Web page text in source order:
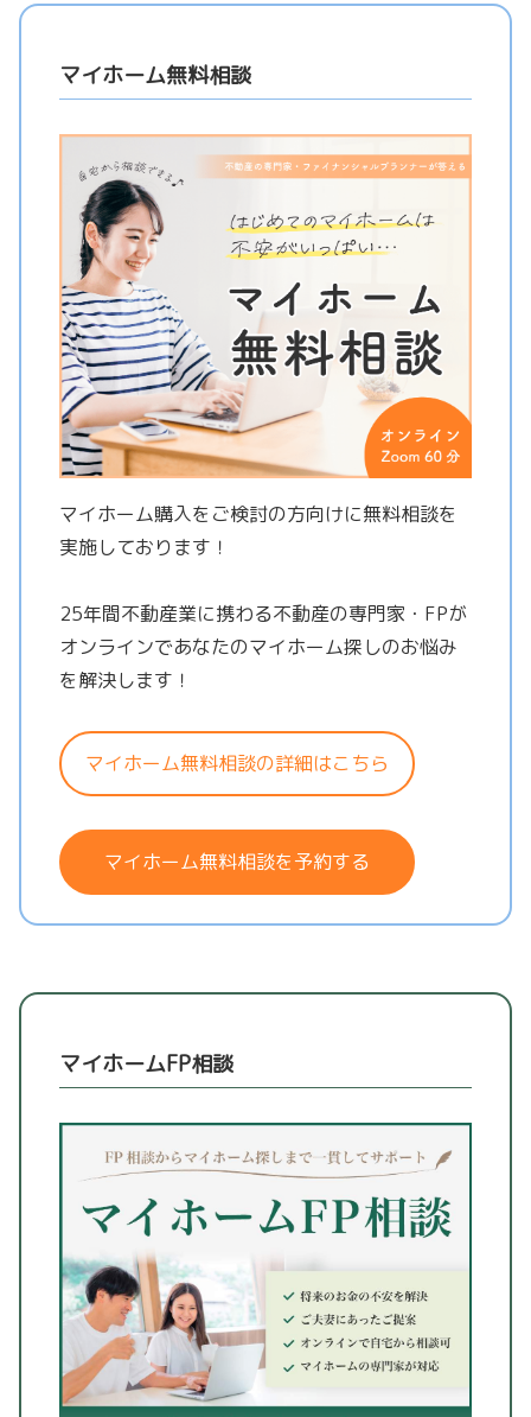
マイホーム無料相談
マイホーム購入をご検討の方向けに無料相談を
実施しております！
25年間不動産業に携わる不動産の専門家・FPが
オンラインであなたのマイホーム探しのお悩み
を解決します！
マイホーム無料相談の詳細はこちら
マイホーム無料相談を予約する
マイホームFP相談